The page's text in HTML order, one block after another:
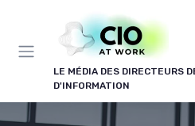
LE MÉDIA DES DIRECTEURS
D'INFORMATION